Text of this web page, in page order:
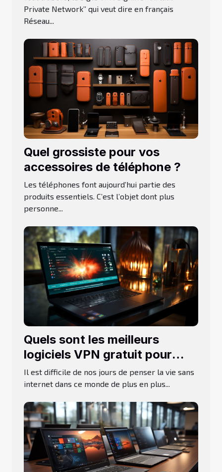
Private Network’’ qui veut dire en français
Réseau...
Quel grossiste pour vos
accessoires de téléphone ?
Les téléphones font aujourd’hui partie des
produits essentiels. C’est l’objet dont plus
personne...
Quels sont les meilleurs
logiciels VPN gratuit pour
Windows 10 ?
Il est difficile de nos jours de penser la vie sans
internet dans ce monde de plus en plus...